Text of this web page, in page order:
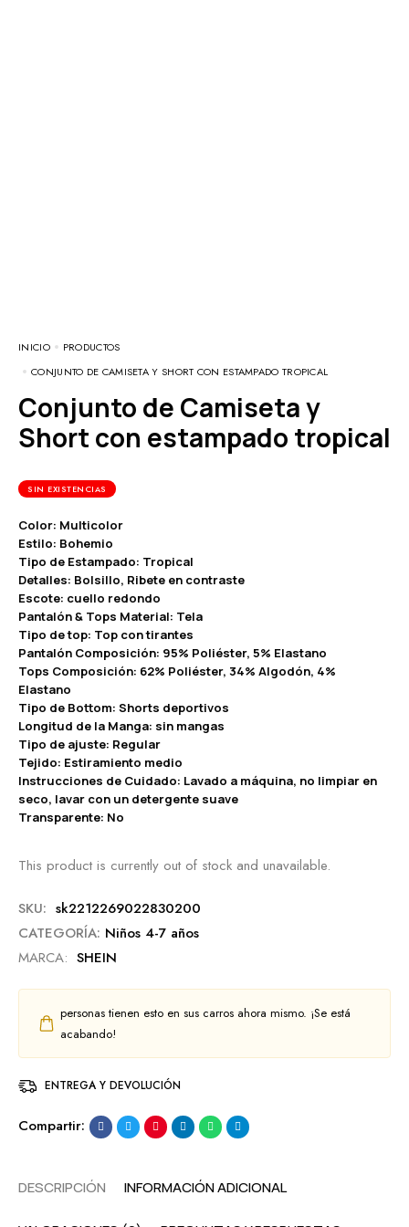
INICIO
PRODUCTOS
CONJUNTO DE CAMISETA Y SHORT CON ESTAMPADO TROPICAL
Conjunto de Camiseta y
Short con estampado tropical
SIN EXISTENCIAS
Color: Multicolor
Estilo: Bohemio
Tipo de Estampado: Tropical
Detalles: Bolsillo, Ribete en contraste
Escote: cuello redondo
Pantalón & Tops Material: Tela
Tipo de top: Top con tirantes
Pantalón Composición: 95% Poliéster, 5% Elastano
Tops Composición: 62% Poliéster, 34% Algodón, 4%
Elastano
Tipo de Bottom: Shorts deportivos
Longitud de la Manga: sin mangas
Tipo de ajuste: Regular
Tejido: Estiramiento medio
Instrucciones de Cuidado: Lavado a máquina, no limpiar en
seco, lavar con un detergente suave
Transparente: No
This product is currently out of stock and unavailable.
SKU: sk2212269022830200
CATEGORÍA: Niños 4-7 años
MARCA: SHEIN
personas tienen esto en sus carros ahora mismo. ¡Se está
acabando!
ENTREGA Y DEVOLUCIÓN
Compartir:
DESCRIPCIÓN INFORMACIÓN ADICIONAL